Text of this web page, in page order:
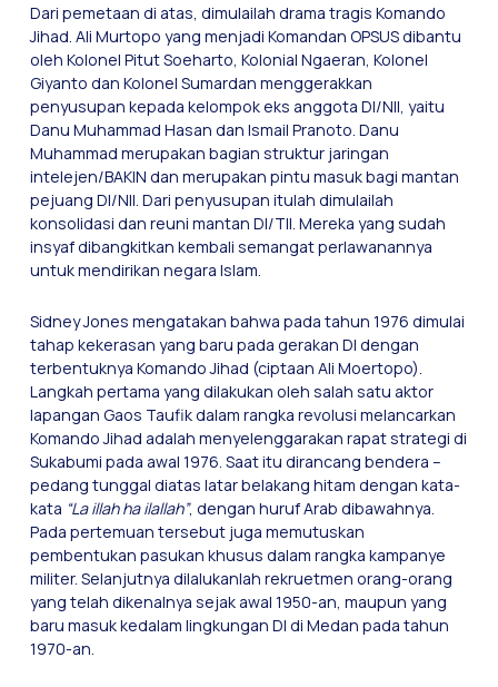
Dari pemetaan di atas, dimulailah drama tragis Komando
Jihad. Ali Murtopo yang menjadi Komandan OPSUS dibantu
oleh Kolonel Pitut Soeharto, Kolonial Ngaeran, Kolonel
Giyanto dan Kolonel Sumardan menggerakkan
penyusupan kepada kelompok eks anggota DI/NII, yaitu
Danu Muhammad Hasan dan Ismail Pranoto. Danu
Muhammad merupakan bagian struktur jaringan
intelejen/BAKIN dan merupakan pintu masuk bagi mantan
pejuang DI/NII. Dari penyusupan itulah dimulailah
konsolidasi dan reuni mantan DI/TII. Mereka yang sudah
insyaf dibangkitkan kembali semangat perlawanannya
untuk mendirikan negara Islam.
Sidney Jones mengatakan bahwa pada tahun 1976 dimulai
tahap kekerasan yang baru pada gerakan DI dengan
terbentuknya Komando Jihad (ciptaan Ali Moertopo).
Langkah pertama yang dilakukan oleh salah satu aktor
lapangan Gaos Taufik dalam rangka revolusi melancarkan
Komando Jihad adalah menyelenggarakan rapat strategi di
Sukabumi pada awal 1976. Saat itu dirancang bendera –
pedang tunggal diatas latar belakang hitam dengan kata-
kata “La illah ha ilallah”, dengan huruf Arab dibawahnya.
Pada pertemuan tersebut juga memutuskan
pembentukan pasukan khusus dalam rangka kampanye
militer. Selanjutnya dilalukanlah rekruetmen orang-orang
yang telah dikenalnya sejak awal 1950-an, maupun yang
baru masuk kedalam lingkungan DI di Medan pada tahun
1970-an.